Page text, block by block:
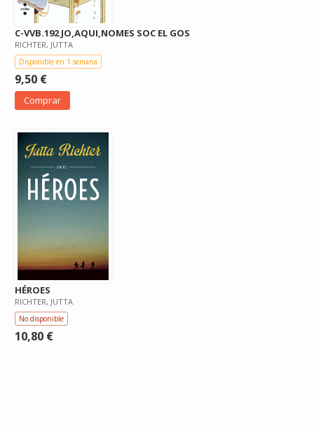
C-VVB.192 JO,AQUI,NOMES SOC EL GOS
RICHTER, JUTTA
Disponible en 1 semana
9,50 €
Comprar
HÉROES
RICHTER, JUTTA
No disponible
10,80 €